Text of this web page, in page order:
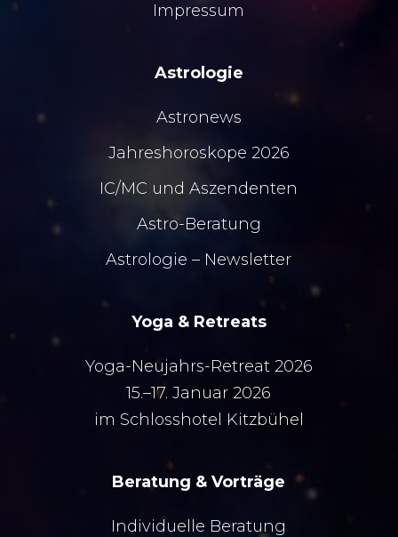
Impressum
Astrologie
Astronews
Jahreshoroskope 2026
IC/MC undAszendenten
Astro-Beratung
Astrologie – Newsletter
Yoga & Retreats
Yoga-Neujahrs-Retreat 2026
15.–17. Januar 2026
im Schlosshotel Kitzbühel
Beratung & Vorträge
Individuelle Beratung